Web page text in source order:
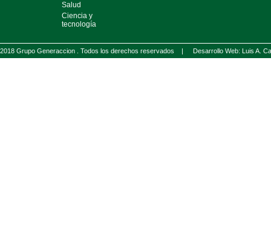
Salud
Ciencia y
tecnología
2018 Grupo Generaccion . Todos los derechos reservados | Desarrollo Web: Luis